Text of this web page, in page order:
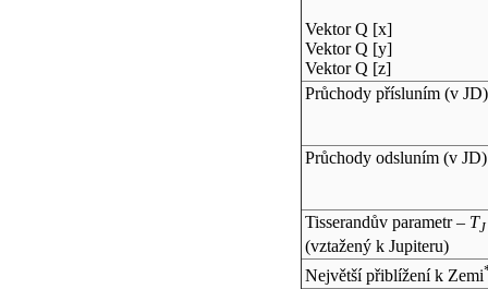
Vektor Q [x]
Vektor Q [y]
Vektor Q [z]
Průchody přísluním (v JD)
Průchody odsluním (v JD)
Tisserandův parametr – TJ
(vztažený k Jupiteru)
Největší přiblížení k Zemi